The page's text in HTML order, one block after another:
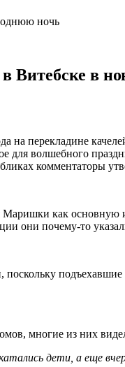
ночь
Витебске в
на перекладине
для волшебного
комментаторы
как основную
они почему-то
многие из них
дети, а еще